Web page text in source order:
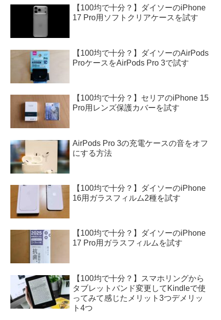
【100均で十分？】ダイソーのiPhone
17 Pro用ソフトクリアケースを試す
【100均で十分？】ダイソーのAirPods
ProケースをAirPods Pro 3で試す
【100均で十分？】セリアのiPhone 15
Pro用レンズ保護カバーを試す
AirPods Pro 3の充電ケースの音をオフ
にする方法
【100均で十分？】ダイソーのiPhone
16用ガラスフィルム2種を試す
【100均で十分？】ダイソーのiPhone
17 Pro用ガラスフィルムを試す
【100均で十分？】スマホリングから
タブレットバンド変更してKindleで使
ってみて感じたメリット3つデメリッ
ト4つ